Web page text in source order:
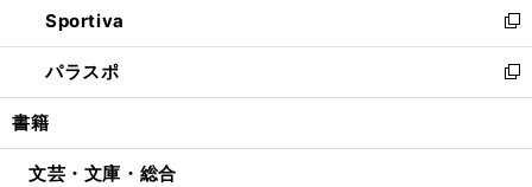
く
ド
ウ
で
開
ィ
ン
ド
ウ
開
い
ウ
ィ
ン
ウ
Sportiva
新
し
い
ウ
ン
パラスポ
新
し
ウ
書籍
文芸・文庫・総合